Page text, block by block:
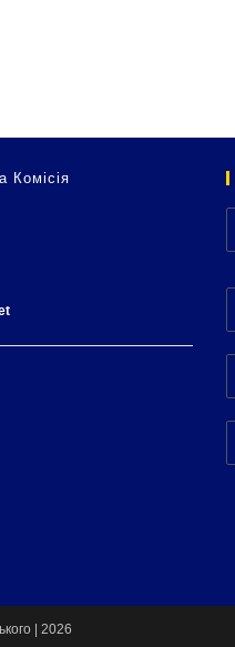
Комісія
| 2026